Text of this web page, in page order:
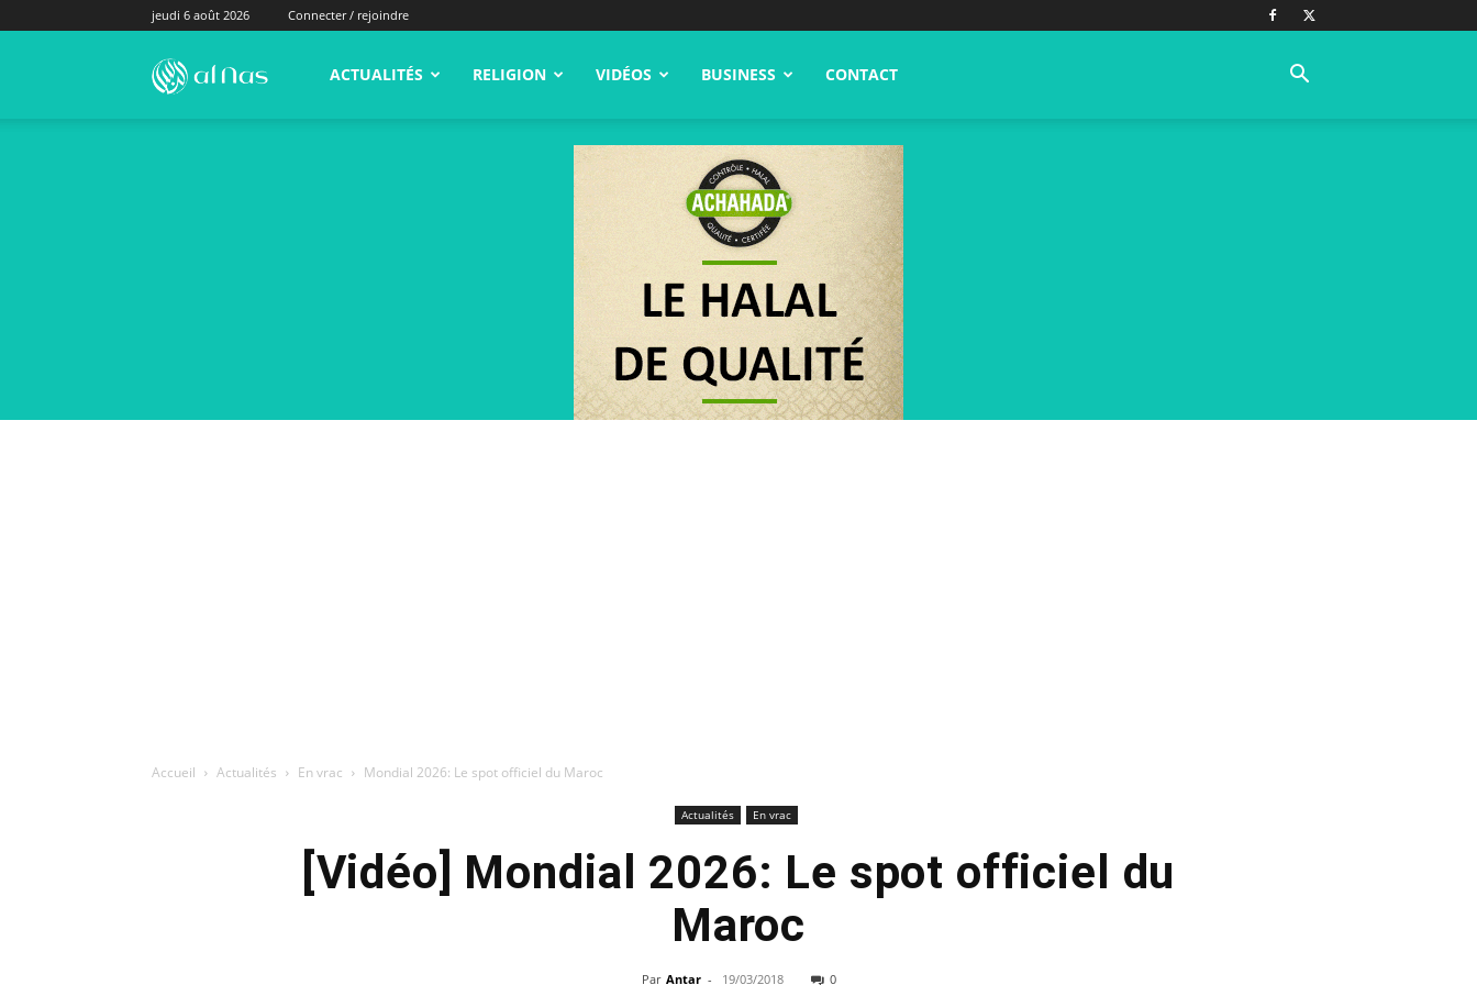
jeudi 6 août 2026 Connecter / rejoindre
alNas.fr ACTUALITÉS RELIGION VIDÉOS BUSINESS CONTACT
Accueil Actualités En vrac Mondial 2026: Le spot officiel du Maroc
Actualités En vrac
[Vidéo] Mondial 2026: Le spot officiel du
Maroc
Par Antar - 19/03/2018 0